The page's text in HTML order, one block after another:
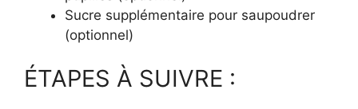
Sucre supplémentaire pour saupoudrer
(optionnel)
ÉTAPES À SUIVRE :